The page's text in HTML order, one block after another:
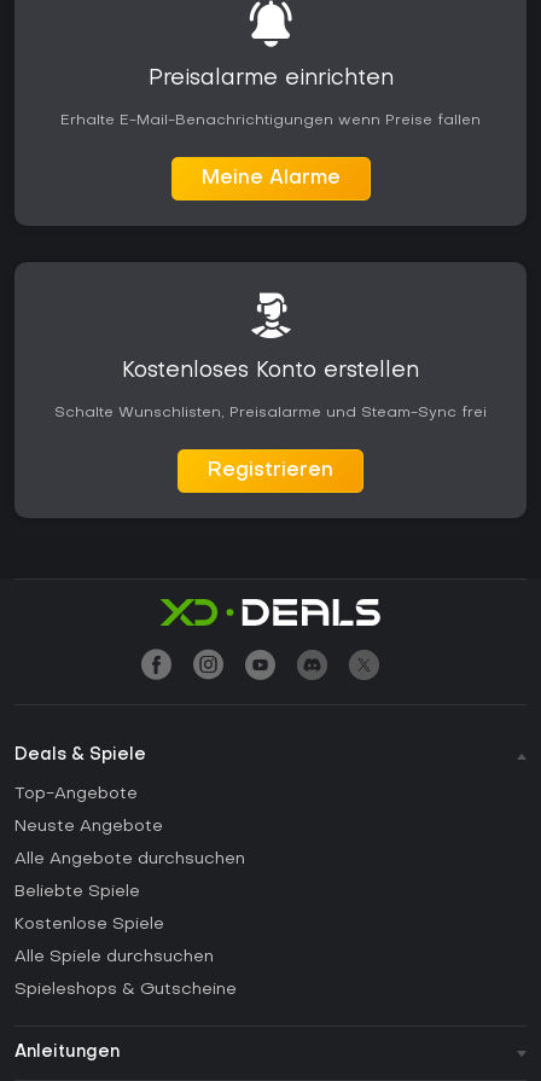
Preisalarme einrichten
Erhalte E-Mail-Benachrichtigungen wenn Preise fallen
Meine Alarme
Kostenloses Konto erstellen
Schalte Wunschlisten, Preisalarme und Steam-Sync frei
Registrieren
Deals & Spiele
Top-Angebote
Neuste Angebote
Alle Angebote durchsuchen
Beliebte Spiele
Kostenlose Spiele
Alle Spiele durchsuchen
Spieleshops & Gutscheine
Anleitungen